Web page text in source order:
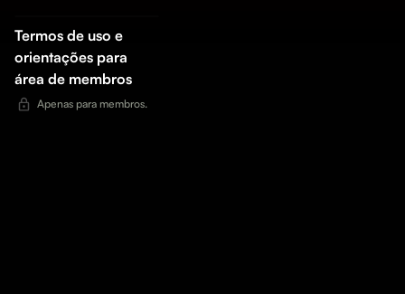
Termos de uso e
orientações para
área de membros
Apenas para membros.